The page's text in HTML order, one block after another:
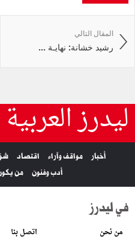
المقال التالي
رشيد خشانة: نهايـة ...
ليدرز العربية
أخبار مواقف وآراء اقتصاد
أدب وفنون
من
في ليدرز
من نحن اتصل بنا